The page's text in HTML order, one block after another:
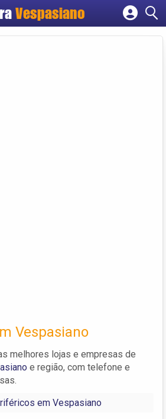
Vespasiano
Cadastrar empresa
Vespasiano
melhores lojas e empresas de
e região, com telefone e
em Vespasiano